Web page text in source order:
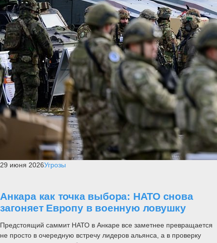
29 июня 2026Угрозы
Анкара как точка выбора: НАТО снова
загоняет Европу в военную ловушку
Предстоящий саммит НАТО в Анкаре все заметнее превращается
не просто в очередную встречу лидеров альянса, а в проверку